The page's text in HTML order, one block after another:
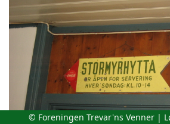
© Foreningen Trevar'ns Venner |